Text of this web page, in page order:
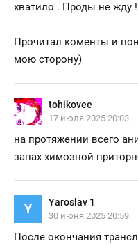
хватило . Проды не жду !
Прочитал коменты и
мою сторону)
tohikovee
17 июля 2025 20:03
на протяжении всего
запах химозной
Y Yaroslav 1
30 июня 2025 20:59
После окончания